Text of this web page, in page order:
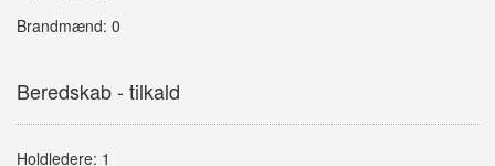
Brandmænd: 0
Beredskab - tilkald
Holdledere: 1